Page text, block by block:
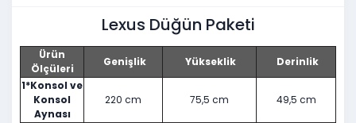
Lexus Düğün Paketi
Ürün
Ölçüleri
Genişlik Yükseklik
Derinlik
1*Konsol ve
Konsol
Aynası
220 cm 75,5 cm 49,5 cm